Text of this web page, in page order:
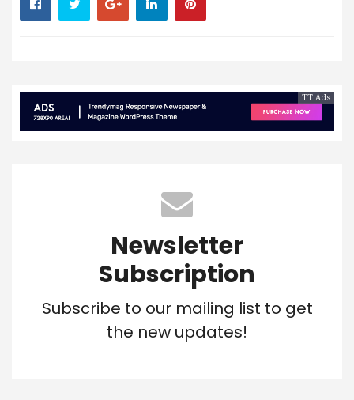
TT Ads
Newsletter
Subscription
Subscribe to our mailing list to get
the new updates!